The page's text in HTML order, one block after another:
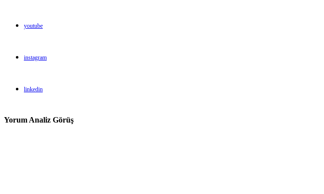
youtube
instagram
linkedin
Yorum Analiz Görüş